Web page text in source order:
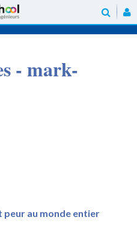
- mark-
au monde entier